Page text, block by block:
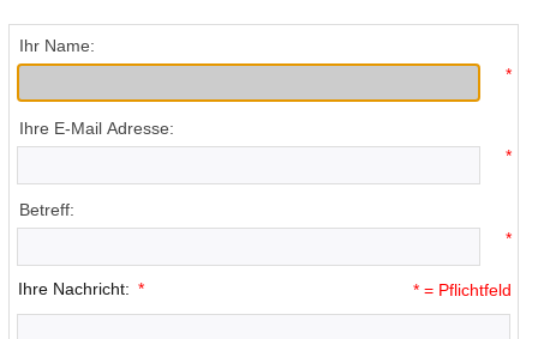
Ihr Name:
*
Ihre E-Mail Adresse:
*
Betreff:
*
* = Pflichtfeld
Ihre Nachricht: *